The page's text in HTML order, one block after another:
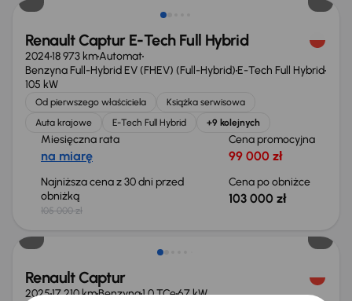
Renault Captur E-Tech Full Hybrid
202418 973 kmAutomat
Benzyna Full-Hybrid EV (FHEV) (Full-Hybrid) E-Tech Full Hybrid
105 kW
Od pierwszego właściciela
Książka serwisowa
Auta krajowe
E-Tech Full Hybrid +9 kolejnych
Miesięczna rata
na miarę
Cena promocyjna
99 000 zł
Najniższa cena z 30 dni przed
obniżką
105 000 zł
Cena po obniżce
103 000 zł
Od nowego taniej o 12 000 zł
Renault Captur
202517 210 kmBenzyna1.0 TCe67 kW